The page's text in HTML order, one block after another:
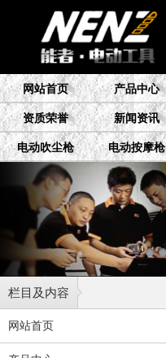
网站首页 产品中心
资质荣誉 新闻资讯
电动吹尘枪 电动按摩枪
栏目及内容
网站首页